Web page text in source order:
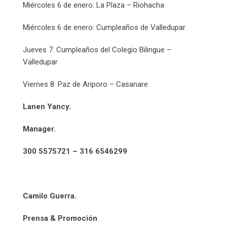
Miércoles 6 de enero: La Plaza – Riohacha
Miércoles 6 de enero: Cumpleaños de Valledupar
Jueves 7: Cumpleaños del Colegio Bilingue –
Valledupar
Viernes 8: Paz de Ariporo – Casanare
Lanen Yancy.
Manager.
300 5575721 – 316 6546299
Camilo Guerra.
Prensa & Promoción